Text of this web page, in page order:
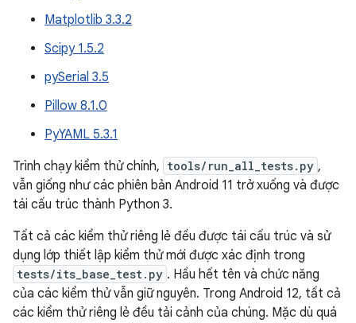
Matplotlib 3.3.2
Scipy 1.5.2
pySerial 3.5
Pillow 8.1.0
PyYAML 5.3.1
Trình chạy kiểm thử chính, tools/run_all_tests.py ,
vẫn giống như các phiên bản Android 11 trở xuống và được
tái cấu trúc thành Python 3.
Tất cả các kiểm thử riêng lẻ đều được tái cấu trúc và sử
dụng lớp thiết lập kiểm thử mới được xác định trong
tests/its_base_test.py . Hầu hết tên và chức năng
của các kiểm thử vẫn giữ nguyên. Trong Android 12, tất cả
các kiểm thử riêng lẻ đều tải cảnh của chúng. Mặc dù quá